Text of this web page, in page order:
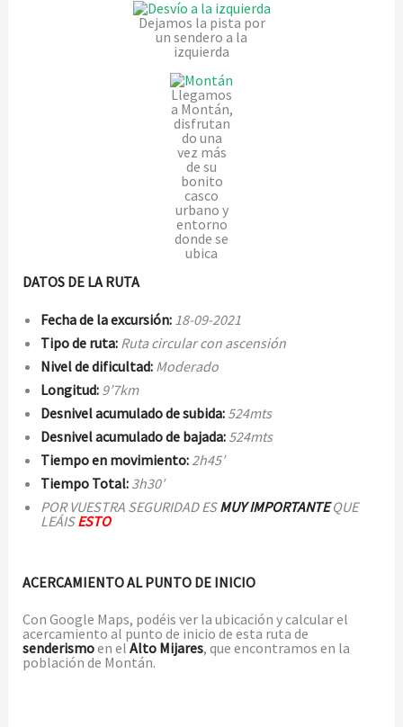
Dejamos la pista por
un sendero a la
izquierda
Llegamos
a Montán,
disfrutan
do una
vez más
de su
bonito
casco
urbano y
entorno
donde se
ubica
DATOS DE LA RUTA
Fecha de la excursión: 18-09-2021
Tipo de ruta: Ruta circular con ascensión
Nivel de dificultad: Moderado
Longitud: 9’7km
Desnivel acumulado de subida: 524mts
Desnivel acumulado de bajada: 524mts
Tiempo en movimiento: 2h45′
Tiempo Total: 3h30′
POR VUESTRA SEGURIDAD ESMUY IMPORTANTEQUE
LEÁISESTO
ACERCAMIENTO AL PUNTO DE INICIO
Con Google Maps, podéis ver la ubicación y calcular el
acercamiento al punto de inicio de esta ruta de
senderismoen el Alto Mijares, que encontramos en la
población de Montán.